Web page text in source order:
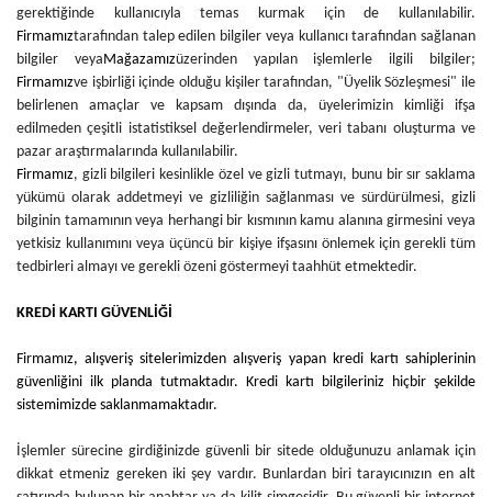
gerektiğinde kullanıcıyla temas kurmak için de kullanılabilir.
Firmamıztarafından talep edilen bilgiler veya kullanıcı tarafından sağlanan
bilgiler veyaMağazamızüzerinden yapılan işlemlerle ilgili bilgiler;
Firmamızve işbirliği içinde olduğu kişiler tarafından, "Üyelik Sözleşmesi" ile
belirlenen amaçlar ve kapsam dışında da, üyelerimizin kimliği ifşa
edilmeden çeşitli istatistiksel değerlendirmeler, veri tabanı oluşturma ve
pazar araştırmalarında kullanılabilir.
Firmamız, gizli bilgileri kesinlikle özel ve gizli tutmayı, bunu bir sır saklama
yükümü olarak addetmeyi ve gizliliğin sağlanması ve sürdürülmesi, gizli
bilginin tamamının veya herhangi bir kısmının kamu alanına girmesini veya
yetkisiz kullanımını veya üçüncü bir kişiye ifşasını önlemek için gerekli tüm
tedbirleri almayı ve gerekli özeni göstermeyi taahhüt etmektedir.
KREDİ KARTI GÜVENLİĞİ
Firmamız, alışveriş sitelerimizden alışveriş yapan kredi kartı sahiplerinin
güvenliğini ilk planda tutmaktadır. Kredi kartı bilgileriniz hiçbir şekilde
sistemimizde saklanmamaktadır.
İşlemler sürecine girdiğinizde güvenli bir sitede olduğunuzu anlamak için
dikkat etmeniz gereken iki şey vardır. Bunlardan biri tarayıcınızın en alt